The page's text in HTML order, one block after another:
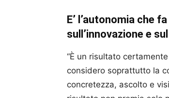
E’ l’autonomia che
sull’innovazione e
“È un risultato
considero soprattutto la
concretezza, ascolto e